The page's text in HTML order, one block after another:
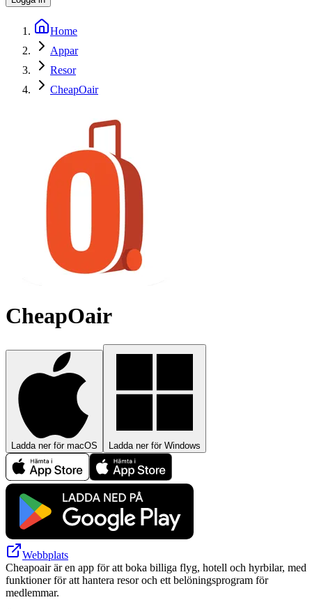
Home
Appar
Resor
CheapOair
CheapOair
Ladda ner för macOS Ladda ner för Windows
Webbplats
Cheapoair är en app för att boka billiga flyg, hotell och hyrbilar, med
funktioner för att hantera resor och ett belöningsprogram för
medlemmar.